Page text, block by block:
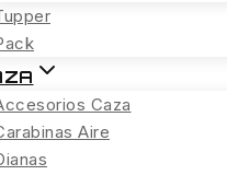
Caza
Aire